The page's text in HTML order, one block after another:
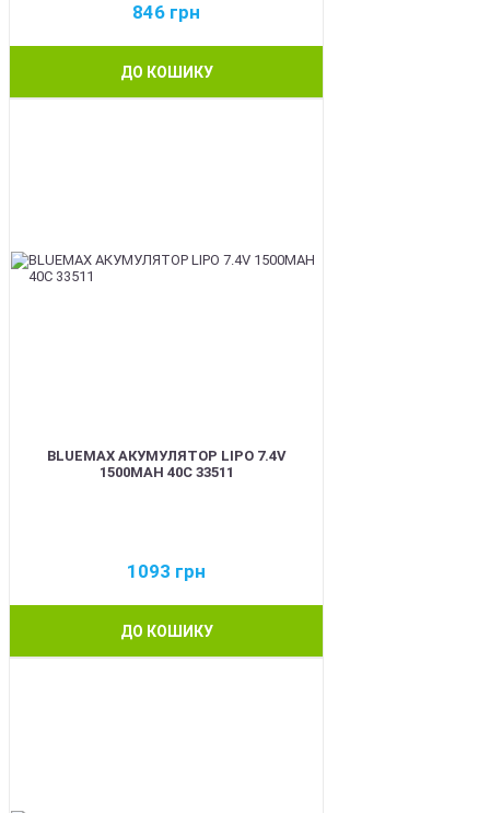
846 грн
ДО КОШИКУ
BLUEMAX АКУМУЛЯТОР LIPO 7.4V
1500MAH 40C 33511
1093 грн
ДО КОШИКУ